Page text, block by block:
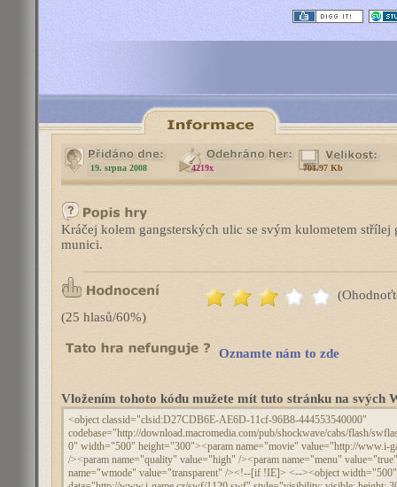
19. srpna 2008 4219x 701.97 Kb
Kráčej kolem gangsterských ulic se svým kulometem střílej
munici.
(25 hlasů/60%)
Oznamte nám to zde
Vložením tohoto kódu mužete mít tuto stránku na svých